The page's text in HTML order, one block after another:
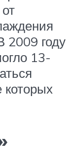
2009 году
13-
которых